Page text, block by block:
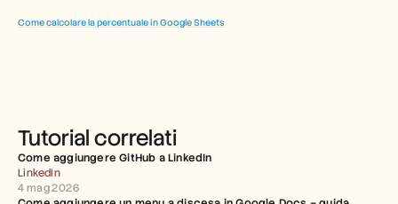
Come calcolare la percentuale in Google Sheets
Tutorial correlati
Come aggiungere GitHub a LinkedIn
LinkedIn
4 mag 2026